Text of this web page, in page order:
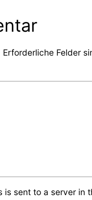
Erforderliche Felder
sent to a server